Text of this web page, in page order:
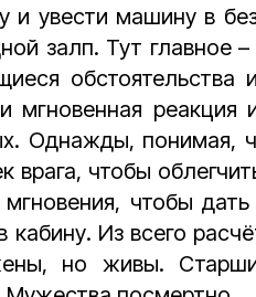
и увести машину в
залп. Тут главное
обстоятельства
мгновенная реакция
Однажды, понимая,
врага, чтобы
мгновения, чтобы
кабину. Из всего
но живы.